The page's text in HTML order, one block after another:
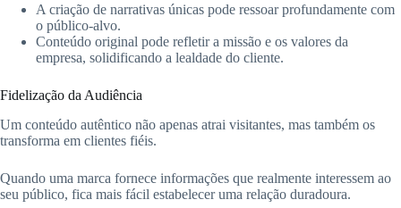
A criação de narrativas únicas pode ressoar profundamente com
o público-alvo.
Conteúdo original pode refletir a missão e os valores da
empresa, solidificando a lealdade do cliente.
Fidelização da Audiência
Um conteúdo autêntico não apenas atrai visitantes, mas também os
transforma em clientes fiéis.
Quando uma marca fornece informações que realmente interessem ao
seu público, fica mais fácil estabelecer uma relação duradoura.